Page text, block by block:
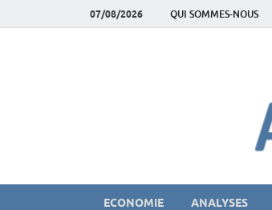
07/08/2026 QUI SOMMES-NOUS
ECONOMIE ANALYSES